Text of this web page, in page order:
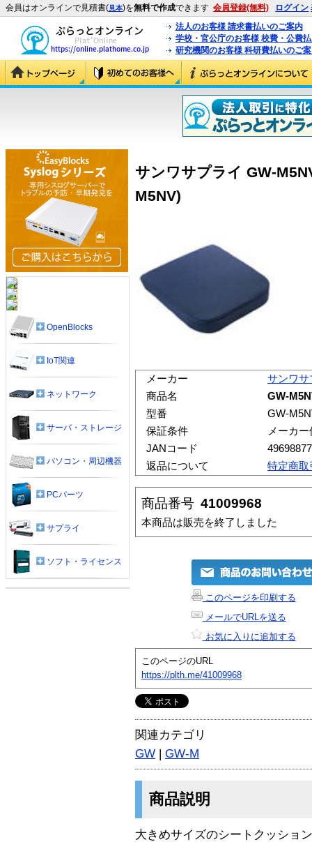
会員はオンラインで見積書(見本)を無料で作成できます 会員登録(無料) ログイン
法人のお客様 請求書払いのご案内
学校・官公庁のお客様 校費・公費
研究機関のお客様 科研費払いのご
サンワサプライ GW-
M5NV)
メーカー
サンワサ
商品名
GW-
型番
GW-
保証条件
メーカ
JANコード
返品について
特定商取
商品番号 41009968
本商品は販売を終了しました
このページを印刷する
メールでURLを送る
お気に入りに追加する
このページのURL
https://plth.me/41009968
関連カテゴリ
GW | GW-M
商品説明
大きめサイズのシートクッショ
OpenBlocks
IoT関連
ネットワーク
サーバ・ストレージ
パソコン・周辺機器
PCパーツ
サプライ
ソフト・ライセンス